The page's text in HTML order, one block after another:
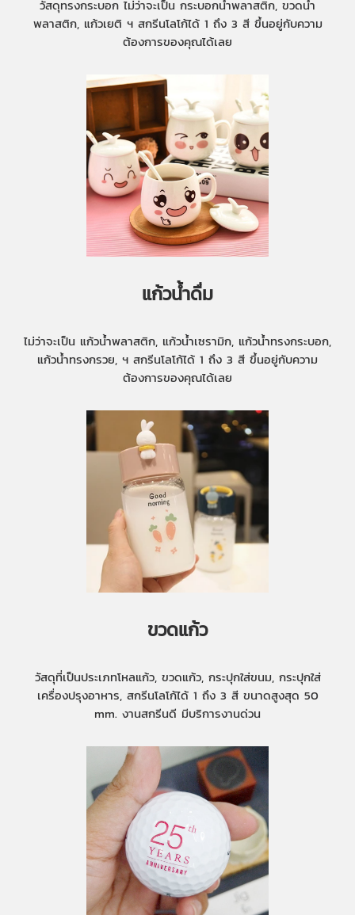
วัสดุทรงกระบอก ไม่ว่าจะเป็น กระบอกน้ำพลาสติก, ขวดน้ำ
พลาสติก, แก้วเยติ ฯ สกรีนโลโก้ได้ 1 ถึง 3 สี ขึ้นอยู่กับความ
ต้องการของคุณได้เลย
แก้วน้ำดื่ม
ไม่ว่าจะเป็น แก้วน้ำพลาสติก, แก้วน้ำเซรามิก, แก้วน้ำทรงกระบอก,
แก้วน้ำทรงกรวย, ฯ สกรีนโลโก้ได้ 1 ถึง 3 สี ขึ้นอยู่กับความ
ต้องการของคุณได้เลย
ขวดแก้ว
วัสดุที่เป็นประเภทโหลแก้ว, ขวดแก้ว, กระปุกใส่ขนม, กระปุกใส่
เครื่องปรุงอาหาร, สกรีนโลโก้ได้ 1 ถึง 3 สี ขนาดสูงสุด 50
mm. งานสกรีนดี มีบริการงานด่วน